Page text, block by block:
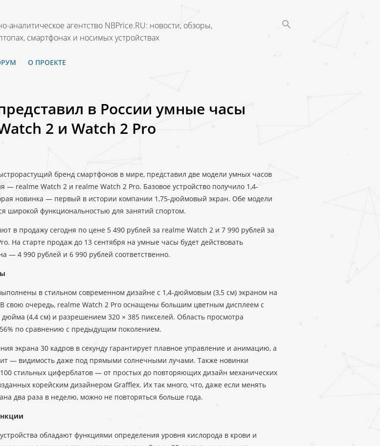
аналитическое агентство NBPrice.RU: новости, обзоры,
смартфонах и носимых устройствах
О ПРОЕКТЕ
в России умные часы
2 и Watch 2 Pro
бренд смартфонов в мире, представил две модели умных часов
— realme Watch 2 и realme Watch 2 Pro. Базовое устройство получило 1,4-
новинка — первый в истории компании 1,75-дюймовый экран. Обе модели
широкой функциональностью для занятий спортом.
в продажу сегодня по цене 5 490 рублей за realme Watch 2 и 7 990 рублей за
На старте продаж до 13 сентября на умные часы будет действовать
— 4 990 рублей и 6 990 рублей соответственно.
в стильном современном дизайне с 1,4-дюймовым (3,5 см) экраном на
В свою очередь, realme Watch 2 Pro оснащены большим цветным дисплеем с
(4,4 см) и разрешением 320 × 385 пикселей. Область просмотра
по сравнению с предыдущим поколением.
экрана 30 кадров в секунду гарантирует плавное управление и анимацию, а
— видимость даже под прямыми солнечными лучами. Также новинки
стильных циферблатов — от простых до повторяющих дизайн механических
корейским дизайнером Grafflex. Их так много, что, даже если менять
два раза в неделю, можно не повторяться больше года.
обладают функциями определения уровня кислорода в крови и